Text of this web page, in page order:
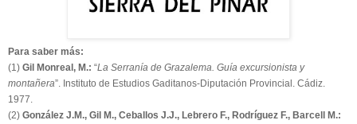
Para saber más:
(1) Gil Monreal, M.: “La Serranía de Grazalema. Guía excursionista y
montañera”. Instituto de Estudios Gaditanos-Diputación Provincial. Cádiz.
1977.
(2) González J.M., Gil M., Ceballos J.J., Lebrero F., Rodríguez F., Barcell M.: